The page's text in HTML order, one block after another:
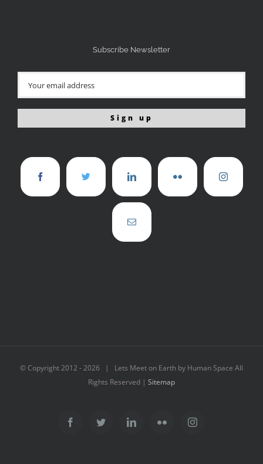
Subscribe Newsletter
© Copyright 2012 -2026 | Lets Meet on Earth by Human Space All
Rights Reserved | Sitemap
FacebookTwitter LinkedInFlickr Instagram